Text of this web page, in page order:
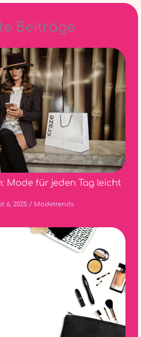
Beiträge
Mode für jeden Tag leicht
6, 2025 / Modetrends